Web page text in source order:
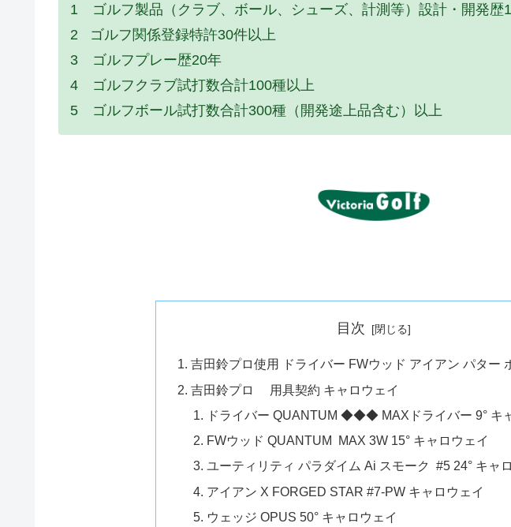
1 ゴルフ製品（クラブ、ボール、シューズ、計測等）設計・開発歴
2 ゴルフ関係登録特許30件以上
3 ゴルフプレー歴20年
4 ゴルフクラブ試打数合計100種以上
5 ゴルフボール試打数合計300種（開発途上品含む）以上
目次
吉田鈴プロ使用 ドライバー FWウッド アイアン パター
吉田鈴プロ 用具契約 キャロウェイ
ドライバー QUANTUM ◆◆◆ MAXドライバー 9° キ
FWウッド QUANTUM MAX 3W 15° キャロウェイ
ユーティリティ パラダイム Ai スモーク #5 24° キャ
アイアン X FORGED STAR #7-PW キャロウェイ
ウェッジ OPUS 50° キャロウェイ